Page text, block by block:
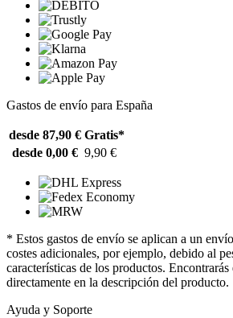
Gastos de envío para España
desde 87,90 € Gratis*
desde 0,00 € 9,90 €
* Estos gastos de envío se aplican a un
costes adicionales, por ejemplo, debido al
características de los productos.
directamente en la descripción del producto.
Ayuda y Soporte